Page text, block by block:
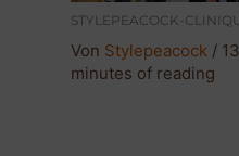
STYLEPEACOCK-
Von Stylepeacock /
minutes of reading